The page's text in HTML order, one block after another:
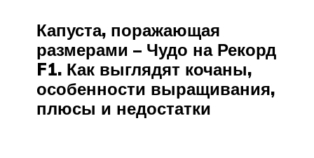
Капуста, поражающая
размерами – Чудо на Рекорд
F1. Как выглядят кочаны,
особенности выращивания,
плюсы и недостатки